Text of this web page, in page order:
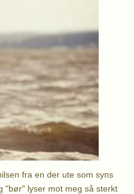
fra en der ute som syns
"bør" lyser mot meg så sterkt